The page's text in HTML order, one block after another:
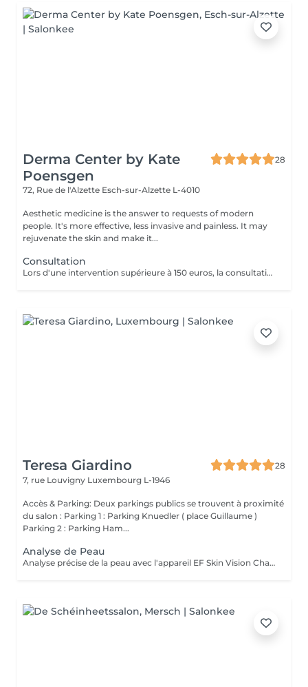
Derma Center by Kate
Poensgen
28
72, Rue de l'Alzette Esch-sur-Alzette L-4010
Aesthetic medicine is the answer to requests of modern
people. It's more effective, less invasive and painless. It may
rejuvenate the skin and make it...
Consultation
Lors d'une intervention supérieure à 150 euros, la consultation est gratuite.
Teresa Giardino
28
7, rue Louvigny Luxembourg L-1946
Accès & Parking: Deux parkings publics se trouvent à proximité
du salon : Parking 1 : Parking Knuedler ( place Guillaume )
Parking 2 : Parking Ham...
Analyse de Peau
Analyse précise de la peau avec l'appareil EF Skin Vision Chaque peau étant unique, nous analysons ensemble les besoins actuels de votre peau. L'appareil diagnostic effectue une analyse complète. Il détermine l'identité de votre peau en quelques minutes, en se basant sur 9 paramètres spécifiques: hydratation, excès de sébum, élasticité, desquamation, pores, taches pigmentaires, rides pattes d'oie, rides du front, couperose.